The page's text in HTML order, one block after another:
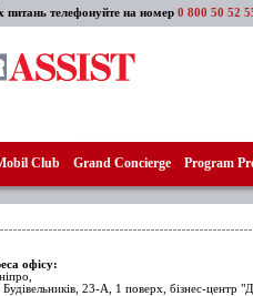
питань телефонуйте на номер 0 800 50 52
Club Grand Concierge Program
офісу:
Будівельників, 23-А, 1 поверх, бізнес-центр